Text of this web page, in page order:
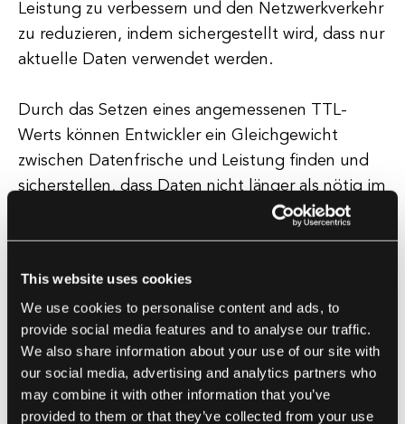
This website uses cookies
We use cookies to personalise content and ads, to
provide social media features and to analyse our traffic.
We also share information about your use of our site with
our social media, advertising and analytics partners who
may combine it with other information that you’ve
provided to them or that they’ve collected from your use
Leistung zu verbessern und den Netzwerkverkehr
zu reduzieren, indem sichergestellt wird, dass nur
aktuelle Daten verwendet werden.
Durch das Setzen eines angemessenen TTL-
Werts können Entwickler ein Gleichgewicht
zwischen Datenfrische und Leistung finden und
sicherstellen, dass Daten nicht länger als nötig im
Überlegungen zur Festlegung der Time-to-
Bei der Festlegung eines TTL-Werts müssen
Entwickler die Art der zwischengespeicherten
Daten und die Anforderungen der Anwendung
berücksichtigen.